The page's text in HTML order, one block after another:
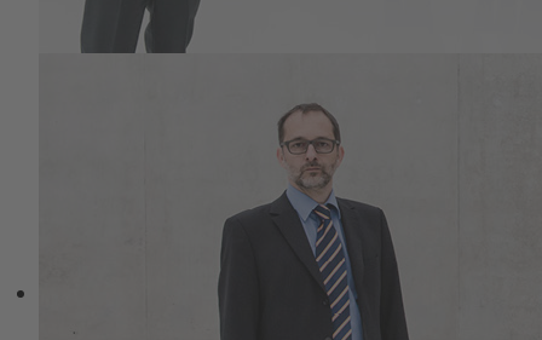
komplexen, widersprüchlichen und
konfliktären beruflichen und privaten
Einkehr, Reflexion, Resümee und die
sinnvolle Projektion eigener Möglichkeiten
– verbunden mit deren realistischer
Metanoia ist als exklusiver Durchlauf
konzipiert. Ein Programm für Menschen,
die nicht schneller, sondern klarer werden